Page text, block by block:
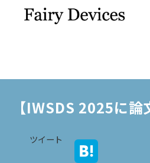
THINKLET®︎ /
【IWSDS 2025に
ツイート